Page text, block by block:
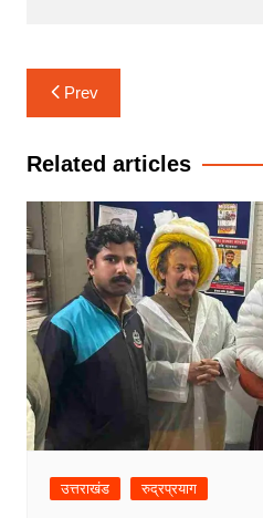
Post
navigation
Prev
Related articles
उत्तराखंड रुद्रप्रयाग